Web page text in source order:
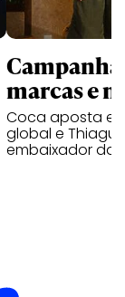
marcas e
Coca aposta
global e
embaixador da